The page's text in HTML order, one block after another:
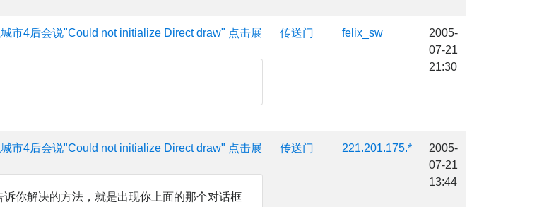
市4后会说"Could not initialize Direct draw" 点击展
传送门 felix_sw
2005-
07-21
21:30
市4后会说"Could not initialize Direct draw" 点击展
你解决的方法，就是出现你上面的那个对话框
传送门 221.201.175.*
2005-
07-21
13:44